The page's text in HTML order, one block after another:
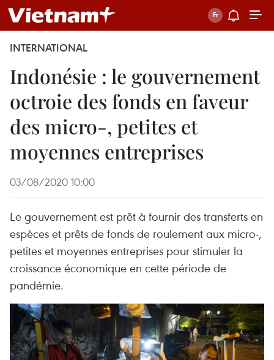
INTERNATIONAL
Indonésie : le gouvernement
octroie des fonds en faveur
des micro-, petites et
moyennes entreprises
03/08/2020 10:00
Le gouvernement est prêt à fournir des transferts en
espèces et prêts de fonds de roulement aux micro-,
petites et moyennes entreprises pour stimuler la
croissance économique en cette période de
pandémie.